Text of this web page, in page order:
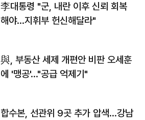
李대통령 "군, 내란 이후 신뢰 회복
해야…지휘부 헌신해달라"
與, 부동산 세제 개편안 비판 오세훈
에 '맹공'…"공급 억제기"
합수본, 선관위 9곳 추가 압색…강남